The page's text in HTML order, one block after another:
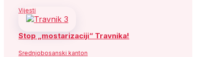
Vijesti
Stop „mostarizaciji“ Travnika!
Srednjobosanski kanton